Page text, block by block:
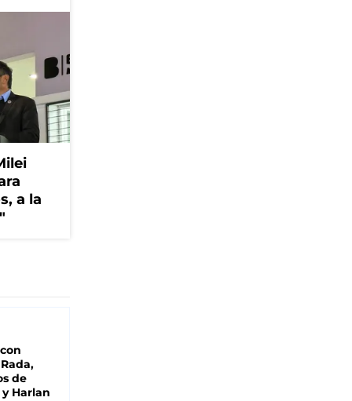
a la
de
Harlan